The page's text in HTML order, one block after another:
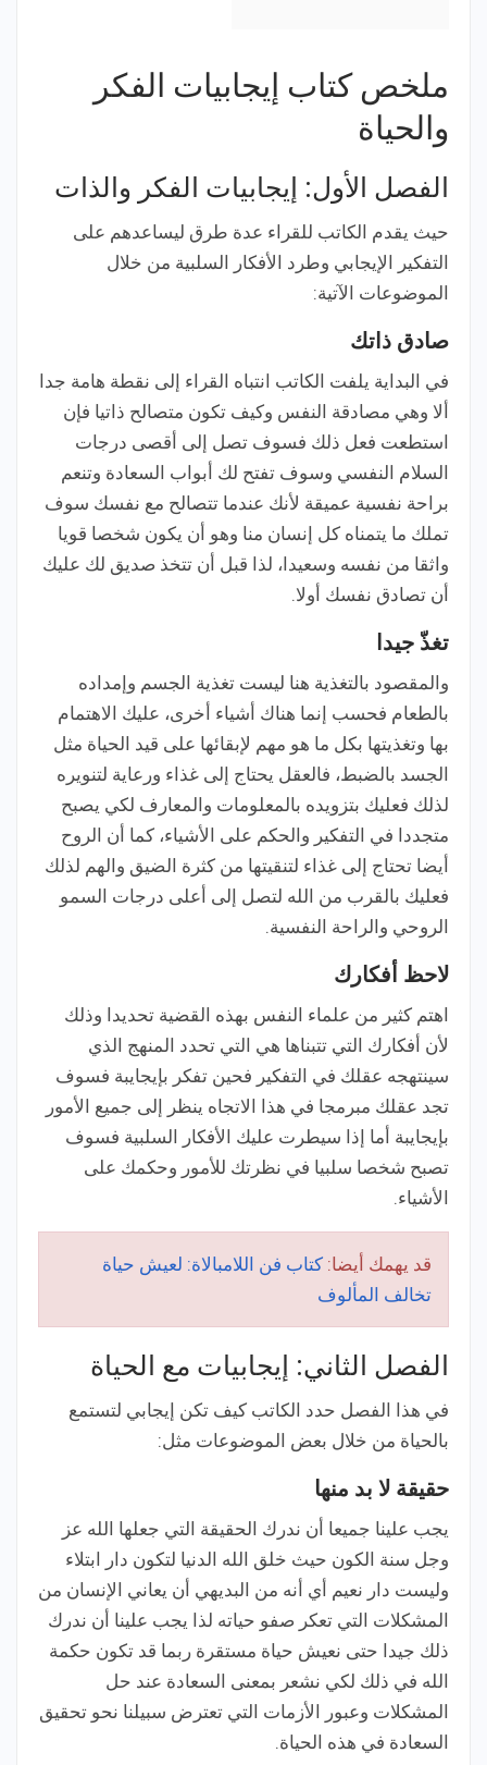
ملخص كتاب إيجابيات الفكر
والحياة
الفصل الأول: إيجابيات الفكر والذات
حيث يقدم الكاتب للقراء عدة طرق ليساعدهم على
التفكير الإيجابي وطرد الأفكار السلبية من خلال
الموضوعات الآتية:
صادق ذاتك
في البداية يلفت الكاتب انتباه القراء إلى نقطة هامة جدا
ألا وهي مصادقة النفس وكيف تكون متصالح ذاتيا فإن
استطعت فعل ذلك فسوف تصل إلى أقصى درجات
السلام النفسي وسوف تفتح لك أبواب السعادة وتنعم
براحة نفسية عميقة لأنك عندما تتصالح مع نفسك سوف
تملك ما يتمناه كل إنسان منا وهو أن يكون شخصا قويا
واثقا من نفسه وسعيدا، لذا قبل أن تتخذ صديق لك عليك
أن تصادق نفسك أولا.
تغذّ جيدا
والمقصود بالتغذية هنا ليست تغذية الجسم وإمداده
بالطعام فحسب إنما هناك أشياء أخرى، عليك الاهتمام
بها وتغذيتها بكل ما هو مهم لإبقائها على قيد الحياة مثل
الجسد بالضبط، فالعقل يحتاج إلى غذاء ورعاية لتنويره
لذلك فعليك بتزويده بالمعلومات والمعارف لكي يصبح
متجددا في التفكير والحكم على الأشياء، كما أن الروح
أيضا تحتاج إلى غذاء لتنقيتها من كثرة الضيق والهم لذلك
فعليك بالقرب من الله لتصل إلى أعلى درجات السمو
الروحي والراحة النفسية.
لاحظ أفكارك
اهتم كثير من علماء النفس بهذه القضية تحديدا وذلك
لأن أفكارك التي تتبناها هي التي تحدد المنهج الذي
سينتهجه عقلك في التفكير فحين تفكر بإيجايبة فسوف
تجد عقلك مبرمجا في هذا الاتجاه ينظر إلى جميع الأمور
بإيجايبة أما إذا سيطرت عليك الأفكار السلبية فسوف
تصبح شخصا سلبيا في نظرتك للأمور وحكمك على
الأشياء.
قد يهمك أيضا: كتاب فن اللامبالاة: لعيش حياة
تخالف المألوف
الفصل الثاني: إيجابيات مع الحياة
في هذا الفصل حدد الكاتب كيف تكن إيجابي لتستمع
بالحياة من خلال بعض الموضوعات مثل:
حقيقة لا بد منها
يجب علينا جميعا أن ندرك الحقيقة التي جعلها الله عز
وجل سنة الكون حيث خلق الله الدنيا لتكون دار ابتلاء
وليست دار نعيم أي أنه من البديهي أن يعاني الإنسان من
المشكلات التي تعكر صفو حياته لذا يجب علينا أن ندرك
ذلك جيدا حتى نعيش حياة مستقرة ربما قد تكون حكمة
الله في ذلك لكي نشعر بمعنى السعادة عند حل
المشكلات وعبور الأزمات التي تعترض سبيلنا نحو تحقيق
السعادة في هذه الحياة.